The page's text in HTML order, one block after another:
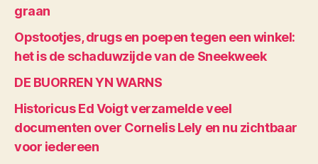
graan
Opstootjes, drugs en poepen tegen een winkel:
het is de schaduwzijde van de Sneekweek
DE BUORREN YN WARNS
Historicus Ed Voigt verzamelde veel
documenten over Cornelis Lely en nu zichtbaar
voor iedereen